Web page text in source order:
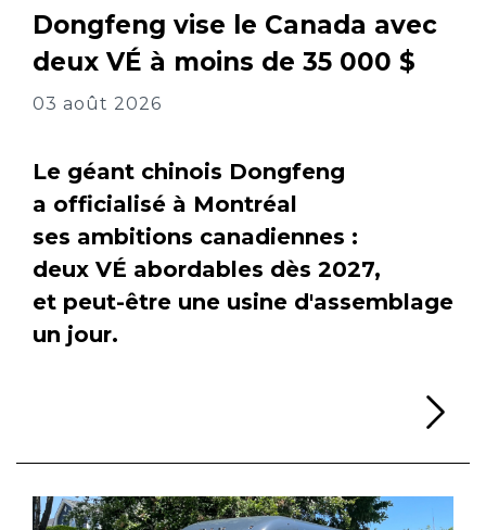
Dongfeng vise le Canada avec
deux VÉ à moins de 35 000 $
03 août 2026
Le géant chinois Dongfeng
a officialisé à Montréal
ses ambitions canadiennes :
deux VÉ abordables dès 2027,
et peut-être une usine d'assemblage
un jour.